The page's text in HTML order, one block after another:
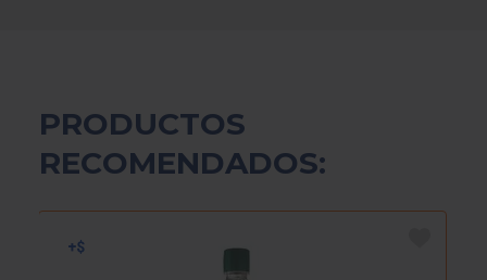
PRODUCTOS
RECOMENDADOS: